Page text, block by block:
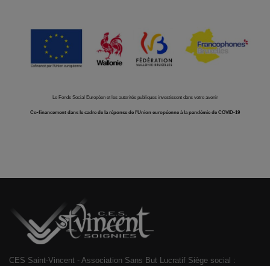
Le Fonds Social Européen et les autorités publiques investissent dans votre avenir
Co-financement dans le cadre de la réponse de l'Union européenne à la pandémie de COVID-19
CES Saint-Vincent - Association Sans But Lucratif Siège social :